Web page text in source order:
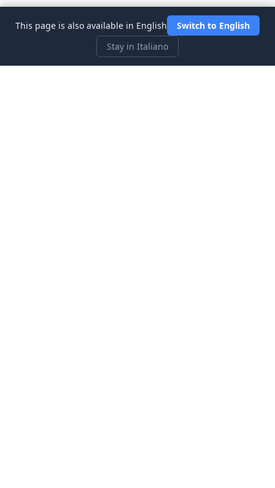
This page is also available in English
Switch to English
Stay in Italiano